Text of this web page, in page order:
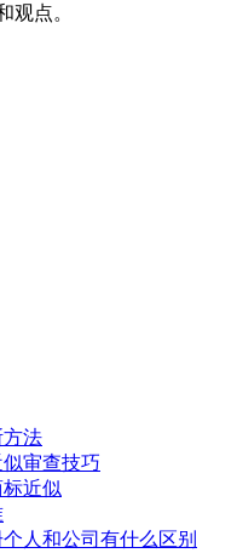
观点。
法
审查技巧
近似
人和公司有什么区别